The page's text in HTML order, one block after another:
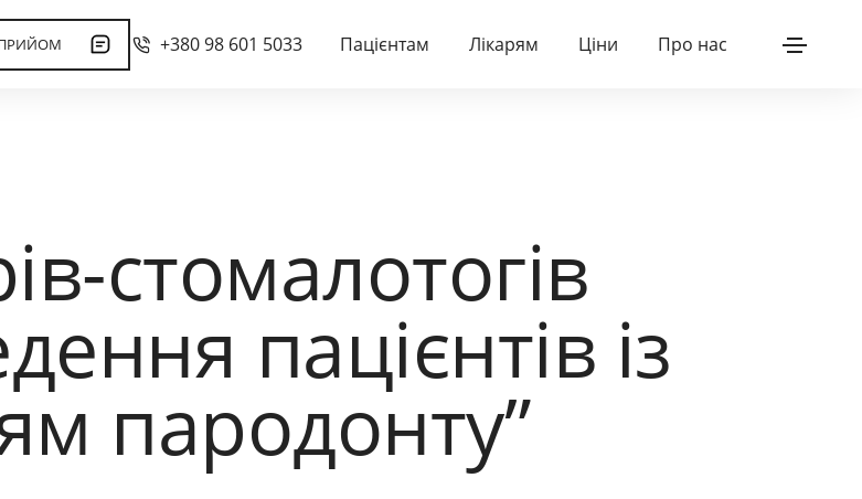
+380 98 601 5033 Пацієнтам Лікарям Ціни Про нас
стомалотогів
пацієнтів із
пародонту”